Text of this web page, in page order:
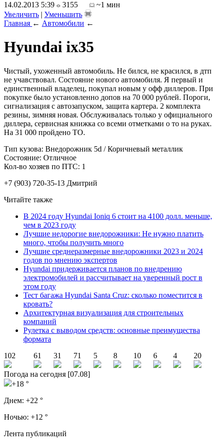
14.02.2013 5:39
3155
~1 мин
Увеличить | Уменьшить
Главная ← Автомобили ←
Hyundai ix35
Чистый, ухоженный автомобиль. Не бился, не красился, в дтп
не учавствовал. Состояние нового автомобиля. Я первый и
единственный владелец, покупал новым у офф диллеров. При
покупке было установленно допов на 70 000 рублей. Пороги,
сигнализация с автозапуском, защита картера. 2 комплекта
резины, зимняя новая. Обслуживалась только у официального
диллера, сервисная книжка со всеми отметками о то на руках.
На 31 000 пройдено ТО.
Тип кузова: Внедорожник 5d / Коричневый металлик
Состояние: Отличное
Кол-во хозяев по ПТС: 1
+7 (903) 720-35-13 Дмитрий
Читайте также
В 2024 году Hyundai Ioniq 6 стоит на 4100 долл. меньше,
чем в 2023 году
Лучшие недорогие внедорожники: Не нужно платить
много, чтобы получить много
Лучшие среднеразмерные внедорожники 2023 и 2024
годов по мнению экспертов
Hyundai придерживается планов по внедрению
электромобилей и рассчитывает на уверенный рост в
этом году
Тест багажа Hyundai Santa Cruz: сколько поместится в
кровать?
Архитектурная визуализация для строительных
компаний
Рулетка с выводом средств: основные преимущества
формата
102
61 31 71 5 8 10 6 4 20
Погода на сегодня [07.08]
+18 °
Днем: +22 °
Ночью: +12 °
Лента публикаций